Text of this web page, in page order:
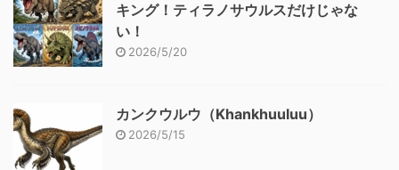
キング！ティラノサウルスだけじゃな
い！
2026/5/20
カンクウルウ（Khankhuuluu）
2026/5/15